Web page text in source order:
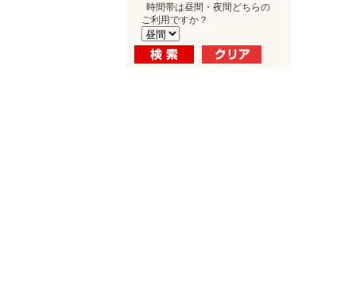
時間帯は昼間・夜間どちらの
ご利用ですか？